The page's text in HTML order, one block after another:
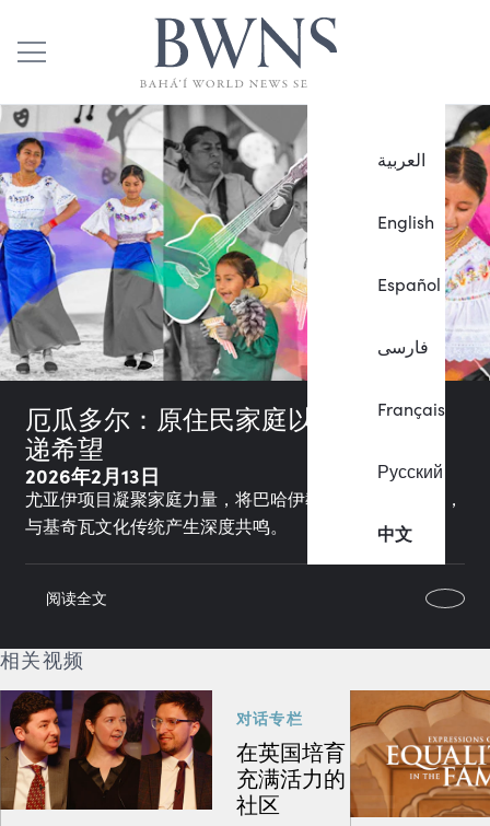
العربية
English
Español
فارسی
Français
Русский
中文
厄瓜多尔：原住民家庭以艺术表达传
递希望
2026年2月13日
尤亚伊项目凝聚家庭力量，将巴哈伊教义融入艺术创作，
与基奇瓦文化传统产生深度共鸣。
阅读全文
相关视频
对话专栏
在英国培育
充满活力的
社区